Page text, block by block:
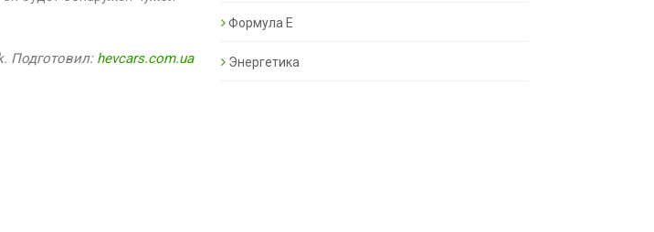
Подготовил: hevcars.com.ua
Формула Е
Энергетика